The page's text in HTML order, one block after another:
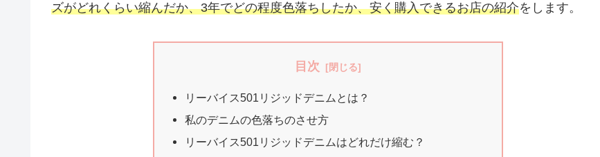
ズがどれくらい縮んだか、3年でどの程度色落ちしたか、安く購入できるお店の紹介をします。
目次
リーバイス501リジッドデニムとは？
私のデニムの色落ちのさせ方
リーバイス501リジッドデニムはどれだけ縮む？